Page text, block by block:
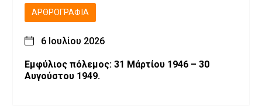
ΑΡΘΡΟΓΡΑΦΊΑ
6 Ιουλίου 2026
Εμφύλιος πόλεμος: 31 Μάρτίου 1946 – 30
Αυγούστου 1949.